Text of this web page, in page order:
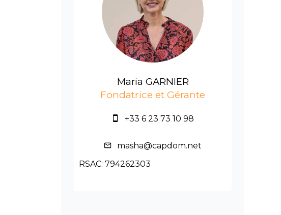
Maria GARNIER
Fondatrice et Gérante
+33 6 23 73 10 98
masha@capdom.net
RSAC: 794262303